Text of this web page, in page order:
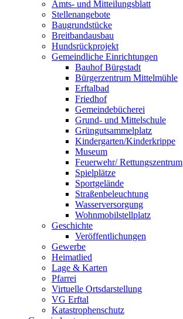
Amts- und Mitteilungsblatt
Stellenangebote
Baugrundstücke
Breitbandausbau
Hundsrückprojekt
Gemeindliche Einrichtungen
Bauhof Bürgstadt
Bürgerzentrum Mittelmühle
Erftalbad
Friedhof
Gemeindebücherei
Grund- und Mittelschule
Grüngutsammelplatz
Kindergarten/Kinderkrippe
Museum
Feuerwehr/ Rettungszentrum
Spielplätze
Sportgelände
Straßenbeleuchtung
Wasserversorgung
Wohnmobilstellplatz
Geschichte
Veröffentlichungen
Gewerbe
Heimatlied
Lage & Karten
Pfarrei
Virtuelle Ortsdarstellung
VG Erftal
Katastrophenschutz